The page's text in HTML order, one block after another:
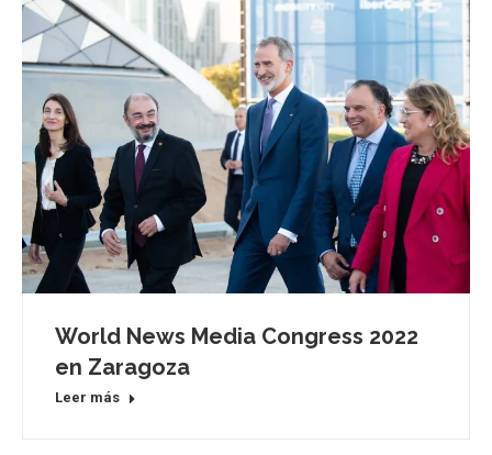
World News Media Congress 2022
en Zaragoza
Leer más